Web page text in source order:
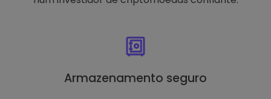
Armazenamento seguro